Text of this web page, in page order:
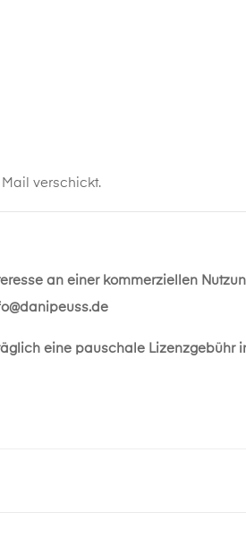
verschickt.
an einer kommerziellen
eine pauschale Lizenzgebühr